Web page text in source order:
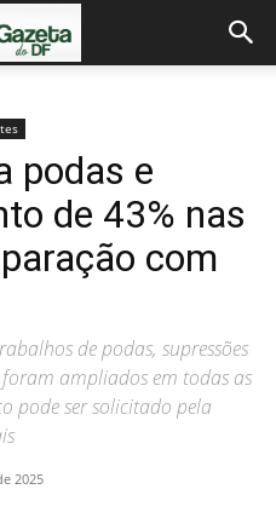
podas e
de 43% nas
com
de podas, supressões
foram ampliados em todas as
pode ser solicitado pela
2025